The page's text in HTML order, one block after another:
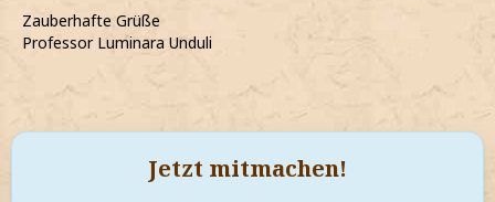
Zauberhafte Grüße
Professor Luminara Unduli
Jetzt mitmachen!